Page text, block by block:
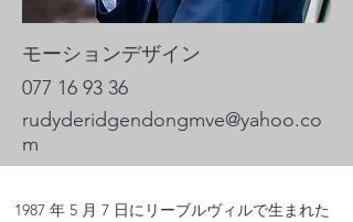
モーションデザイン
077 16 93 36
rudyderidgendongmve@yahoo.co
m
1987 年 5 月 7 日にリーブルヴィルで生まれた